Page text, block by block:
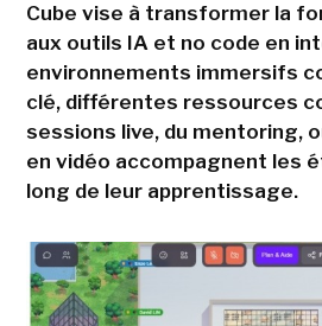
Cube vise à transformer la
aux outils IA et no code en
environnements immersifs
clé, différentes ressources
sessions live, du mentoring,
en vidéo accompagnent les
long de leur apprentissage.